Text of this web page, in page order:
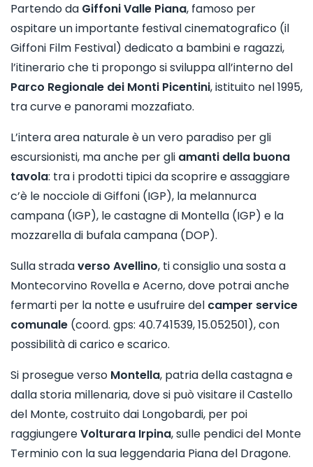
Partendo da Giffoni Valle Piana, famoso per
ospitare un importante festival cinematografico (il
Giffoni Film Festival) dedicato a bambini e ragazzi,
l’itinerario che ti propongo si sviluppa all’interno del
Parco Regionale dei Monti Picentini, istituito nel 1995,
tra curve e panorami mozzafiato.
L’intera area naturale è un vero paradiso per gli
escursionisti, ma anche per gli amanti della buona
tavola: tra i prodotti tipici da scoprire e assaggiare
c’è le nocciole di Giffoni (IGP), la melannurca
campana (IGP), le castagne di Montella (IGP) e la
mozzarella di bufala campana (DOP).
Sulla stradaverso Avellino, ti consiglio una sosta a
Montecorvino Rovella e Acerno, dove potrai anche
fermarti per la notte e usufruire del camper service
comunale (coord. gps: 40.741539, 15.052501), con
possibilità di carico e scarico.
Si prosegue verso Montella, patria della castagna e
dalla storia millenaria, dove si può visitare il Castello
del Monte, costruito dai Longobardi, per poi
raggiungereVolturara Irpina, sulle pendici del Monte
Terminio con la sua leggendaria Piana del Dragone.